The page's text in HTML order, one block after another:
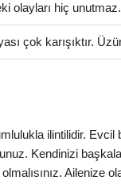
olayları hiç
çok karışıktır.
ilintilidir. Evcil
Kendinizi
Ailenize